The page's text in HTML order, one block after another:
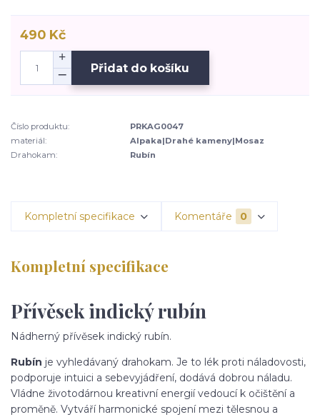
490 Kč
Přidat do košíku
Číslo produktu:
PRKAG0047
materiál:
Alpaka|Drahé kameny|Mosaz
Drahokam:
Rubín
Kompletní specifikace Komentáře 0
Kompletní specifikace
Přívěsek indický rubín
Nádherný přívěsek indický rubín.
Rubín je vyhledávaný drahokam. Je to lék proti náladovosti,
podporuje intuici a sebevyjádření, dodává dobrou náladu.
Vládne životodárnou kreativní energií vedoucí k očištění a
proměně. Vytváří harmonické spojení mezi tělesnou a